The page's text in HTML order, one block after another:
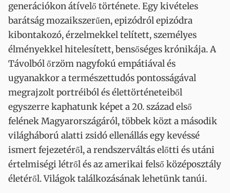
generációkon átívelő története. Egy kivételes
barátság mozaikszerűen, epizódról epizódra
kibontakozó, érzelmekkel telített, személyes
élményekkel hitelesített, bensőséges krónikája. A
Távolból őrzöm nagyfokú empátiával és
ugyanakkor a természettudós pontosságával
megrajzolt portréiból és élettörténeteiből
egyszerre kaphatunk képet a 20. század első
felének Magyarországáról, többek közt a második
világháború alatti zsidó ellenállás egy kevéssé
ismert fejezetéről, a rendszerváltás előtti és utáni
értelmiségi létről és az amerikai felső középosztály
életéről. Világok találkozásának lehetünk tanúi.